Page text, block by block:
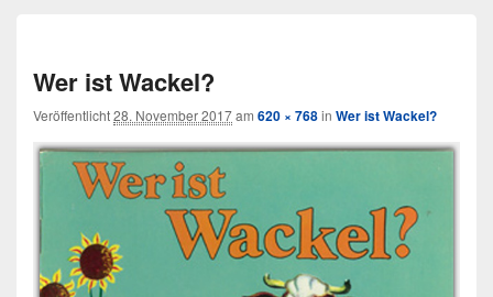
Wer ist Wackel?
Veröffentlicht28. November 2017am 620 × 768in Wer ist Wackel?